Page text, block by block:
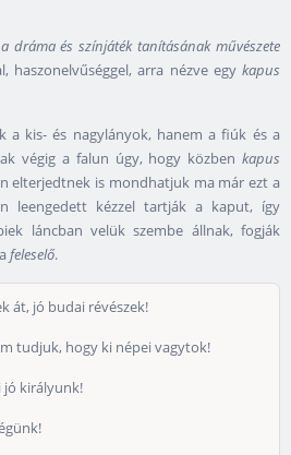
a dráma és színjáték tanításának művészete
haszonelvűséggel, arra nézve egy kapus
a kis- és nagylányok, hanem a fiúk és a
végig a falun úgy, hogy közben kapus
elterjedtnek is mondhatjuk ma már ezt a
leengedett kézzel tartják a kaput, így
láncban velük szembe állnak, fogják
feleselő.
át, jó budai révészek!
tudjuk, hogy ki népei vagytok!
jó királyunk!